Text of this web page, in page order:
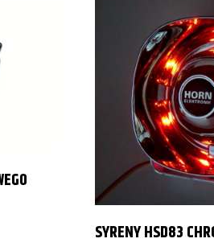
2020
2021
2022
2023
2024
2025
SYRENY HSD83